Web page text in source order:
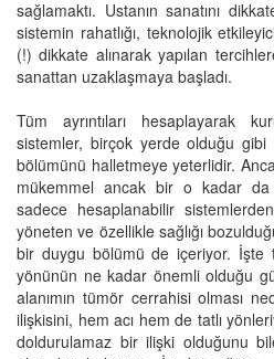
sağlamaktı. Ustanın sanatını
sistemin rahatlığı, teknolojik
(!) dikkate alınarak yapılan
sanattan uzaklaşmaya başladı.
Tüm ayrıntıları hesaplayarak
sistemler, birçok yerde olduğu gibi
bölümünü halletmeye yeterlidir.
mükemmel ancak bir o kadar da
sadece hesaplanabilir
yöneten ve özellikle sağlığı
bir duygu bölümü de içeriyor. İşte
yönünün ne kadar önemli olduğu
alanımın tümör cerrahisi olması
ilişkisini, hem acı hem de tatlı
doldurulamaz bir ilişki olduğunu